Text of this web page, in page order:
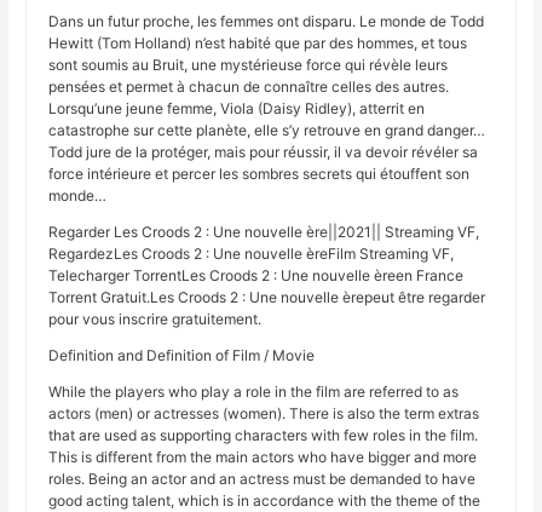
Dans un futur proche, les femmes ont disparu. Le monde de Todd
Hewitt (Tom Holland) n’est habité que par des hommes, et tous
sont soumis au Bruit, une mystérieuse force qui révèle leurs
pensées et permet à chacun de connaître celles des autres.
Lorsqu’une jeune femme, Viola (Daisy Ridley), atterrit en
catastrophe sur cette planète, elle s’y retrouve en grand danger…
Todd jure de la protéger, mais pour réussir, il va devoir révéler sa
force intérieure et percer les sombres secrets qui étouffent son
monde…
Regarder Les Croods 2 : Une nouvelle ère||2021|| Streaming VF,
RegardezLes Croods 2 : Une nouvelle èreFilm Streaming VF,
Telecharger TorrentLes Croods 2 : Une nouvelle èreen France
Torrent Gratuit.Les Croods 2 : Une nouvelle èrepeut être regarder
pour vous inscrire gratuitement.
Definition and Definition of Film / Movie
While the players who play a role in the film are referred to as
actors (men) or actresses (women). There is also the term extras
that are used as supporting characters with few roles in the film.
This is different from the main actors who have bigger and more
roles. Being an actor and an actress must be demanded to have
good acting talent, which is in accordance with the theme of the